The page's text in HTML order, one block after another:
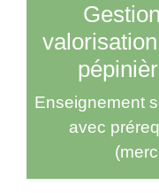
Enseignement
avec